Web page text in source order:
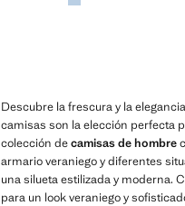
Descubre la frescura y la
camisas son la elección perfecta
colección decamisas de hombre
armario veraniego y diferentes
una silueta estilizada y moderna.
para un look veraniego y